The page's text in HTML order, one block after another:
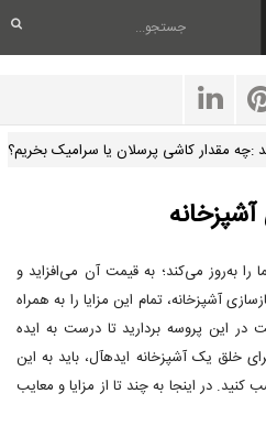
:چه مقدار کاشی پرسلان یا سرامیک بخریم؟
را به‌روز می‌کند؛ به قیمت آن می‌افزاید و
آشپزخانه، تمام این مزایا را به همراه
این پروسه بردارید تا درست به ایده
خلق یک آشپزخانه ایدهآل، باید به این
در اینجا به چند تا از مزایا و معایب